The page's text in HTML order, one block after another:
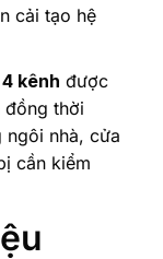
cải tạo hệ
kênh được
đồng thời
ngôi nhà, cửa
cần kiểm